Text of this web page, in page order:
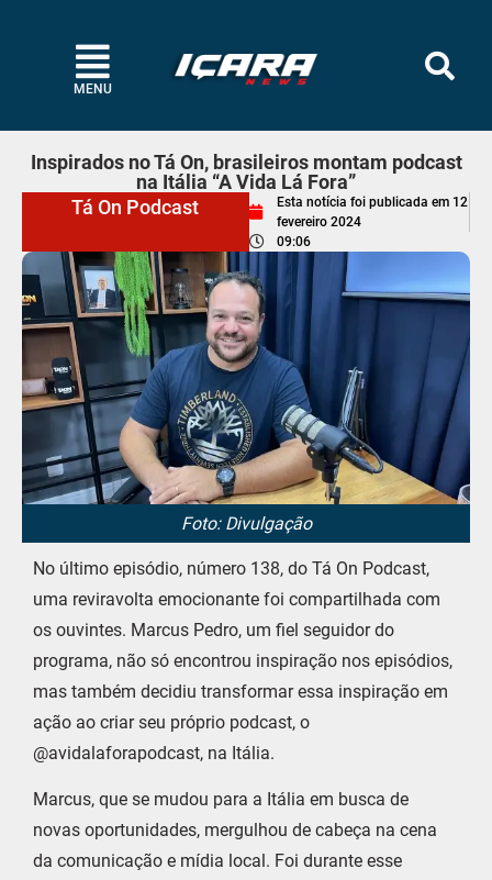
MENU
Inspirados no Tá On, brasileiros montam podcast
na Itália “A Vida Lá Fora”
Tá On Podcast
Esta notícia foi publicada em 12
fevereiro 2024
09:06
Foto: Divulgação
No último episódio, número 138, do Tá On Podcast,
uma reviravolta emocionante foi compartilhada com
os ouvintes. Marcus Pedro, um fiel seguidor do
programa, não só encontrou inspiração nos episódios,
mas também decidiu transformar essa inspiração em
ação ao criar seu próprio podcast, o
@avidalaforapodcast, na Itália.
Marcus, que se mudou para a Itália em busca de
novas oportunidades, mergulhou de cabeça na cena
da comunicação e mídia local. Foi durante esse